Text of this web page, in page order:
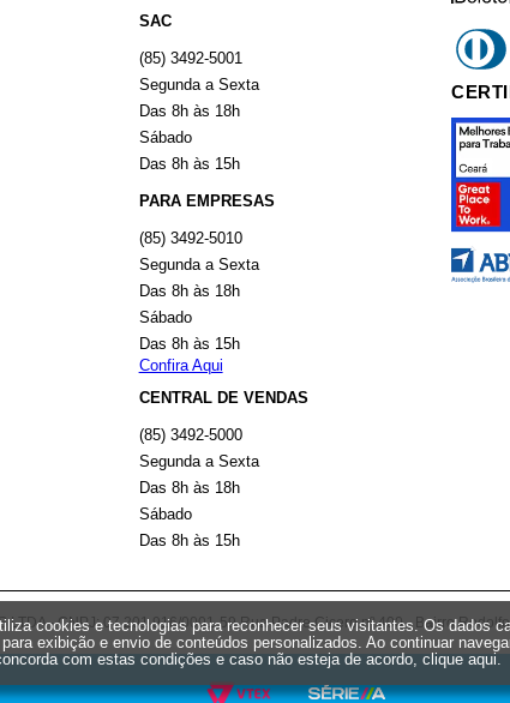
SAC
(85) 3492-5001
Segunda a Sexta
Das 8h às 18h
Sábado
Das 8h às 15h
PARA EMPRESAS
(85) 3492-5010
Segunda a Sexta
Das 8h às 18h
Sábado
Das 8h às 15h
Confira Aqui
CENTRAL DE VENDAS
(85) 3492-5000
Segunda a Sexta
Das 8h às 18h
Sábado
Das 8h às 15h
diners
LTDA - CNPJ: 07.201.916/0001-59 Rua Padre Cicero nº 400 - Bairro
cookies e tecnologias para reconhecer seus visitantes. Os dados
exibição e envio de conteúdos personalizados. Ao continuar
com estas condições e caso não esteja de acordo,clique aqui.